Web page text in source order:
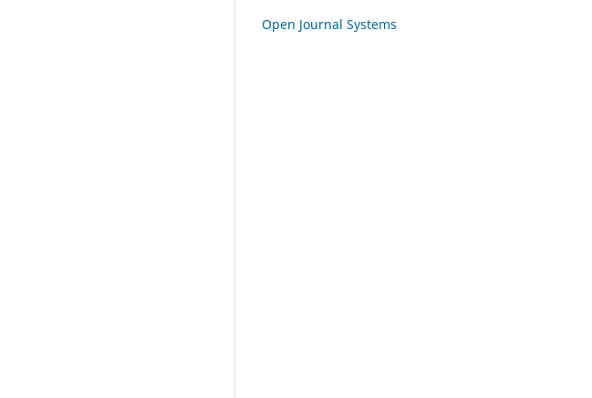
Open Journal Systems